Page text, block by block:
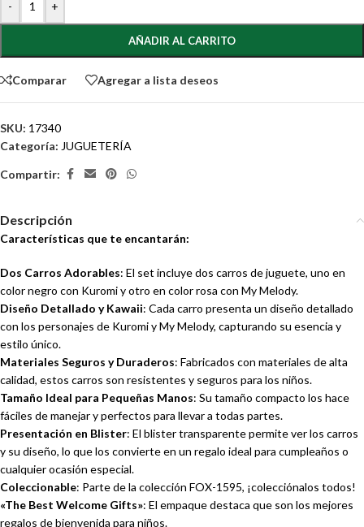
- +
AÑADIR AL CARRITO
Comparar Agregar a lista deseos
SKU: 17340
Categoría: JUGUETERÍA
Compartir:
Descripción
Características que te encantarán:
Dos Carros Adorables: El set incluye dos carros de juguete, uno en
color negro con Kuromi y otro en color rosa con My Melody.
Diseño Detallado y Kawaii: Cada carro presenta un diseño detallado
con los personajes de Kuromi y My Melody, capturando su esencia y
estilo único.
Materiales Seguros y Duraderos: Fabricados con materiales de alta
calidad, estos carros son resistentes y seguros para los niños.
Tamaño Ideal para Pequeñas Manos: Su tamaño compacto los hace
fáciles de manejar y perfectos para llevar a todas partes.
Presentación en Blister: El blister transparente permite ver los carros
y su diseño, lo que los convierte en un regalo ideal para cumpleaños o
cualquier ocasión especial.
Coleccionable: Parte de la colección FOX-1595, ¡colecciónalos todos!
«The Best Welcome Gifts»: El empaque destaca que son los mejores
regalos de bienvenida para niños.